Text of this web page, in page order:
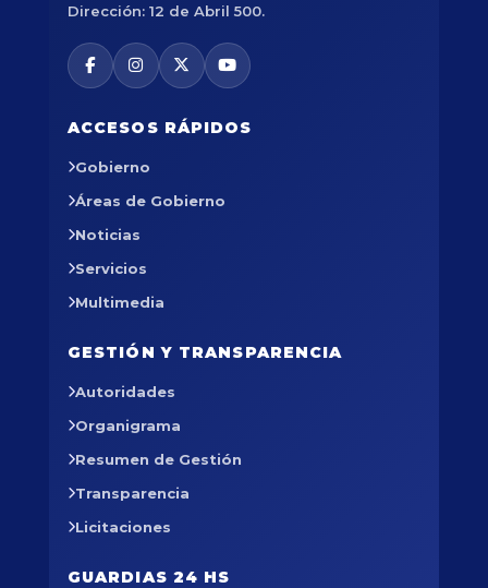
Dirección: 12 de Abril 500.
ACCESOS RÁPIDOS
Gobierno
Áreas de Gobierno
Noticias
Servicios
Multimedia
GESTIÓN Y TRANSPARENCIA
Autoridades
Organigrama
Resumen de Gestión
Transparencia
Licitaciones
GUARDIAS 24 HS